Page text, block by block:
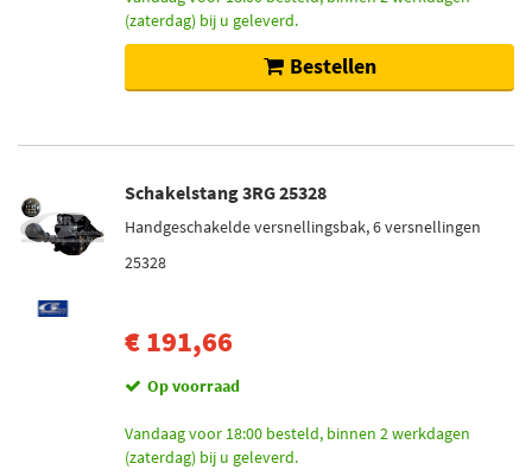
(zaterdag) bij u geleverd.
Bestellen
Schakelstang 3RG 25328
Handgeschakelde versnellingsbak, 6 versnellingen
25328
€ 191,66
Op voorraad
Vandaag voor 18:00 besteld, binnen 2 werkdagen
(zaterdag) bij u geleverd.